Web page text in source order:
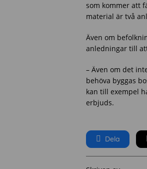
som kommer att
material är två
Även om
anledningar till
– Även om det
behöva byggas
kan till exempel
erbjuds.
Dela